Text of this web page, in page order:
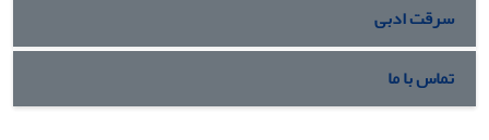
سرقت ادبی
تماس با ما